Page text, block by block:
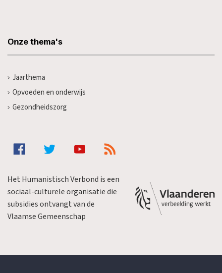
Onze thema's
Jaarthema
Opvoeden en onderwijs
Gezondheidszorg
Het Humanistisch Verbond is een
sociaal-culturele organisatie die
subsidies ontvangt van de
Vlaamse Gemeenschap